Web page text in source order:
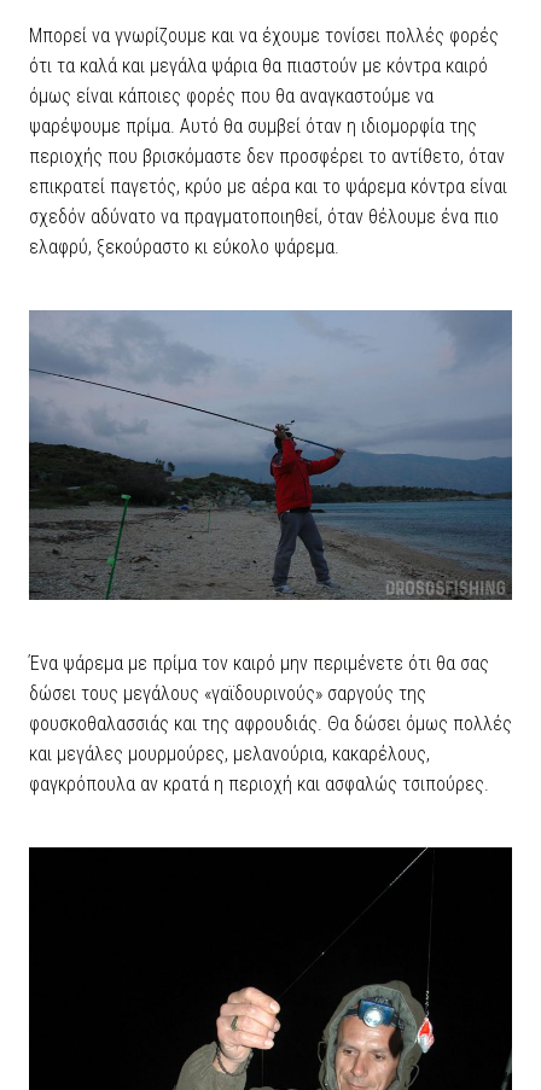
Μπορεί να γνωρίζουμε και να έχουμε τονίσει πολλές φορές
ότι τα καλά και μεγάλα ψάρια θα πιαστούν με κόντρα καιρό
όμως είναι κάποιες φορές που θα αναγκαστούμε να
ψαρέψουμε πρίμα. Αυτό θα συμβεί όταν η ιδιομορφία της
περιοχής που βρισκόμαστε δεν προσφέρει το αντίθετο, όταν
επικρατεί παγετός, κρύο με αέρα και το ψάρεμα κόντρα είναι
σχεδόν αδύνατο να πραγματοποιηθεί, όταν θέλουμε ένα πιο
ελαφρύ, ξεκούραστο κι εύκολο ψάρεμα.
Ένα ψάρεμα με πρίμα τον καιρό μην περιμένετε ότι θα σας
δώσει τους μεγάλους «γαϊδουρινούς» σαργούς της
φουσκοθαλασσιάς και της αφρουδιάς. Θα δώσει όμως πολλές
και μεγάλες μουρμούρες, μελανούρια, κακαρέλους,
φαγκρόπουλα αν κρατά η περιοχή και ασφαλώς τσιπούρες.